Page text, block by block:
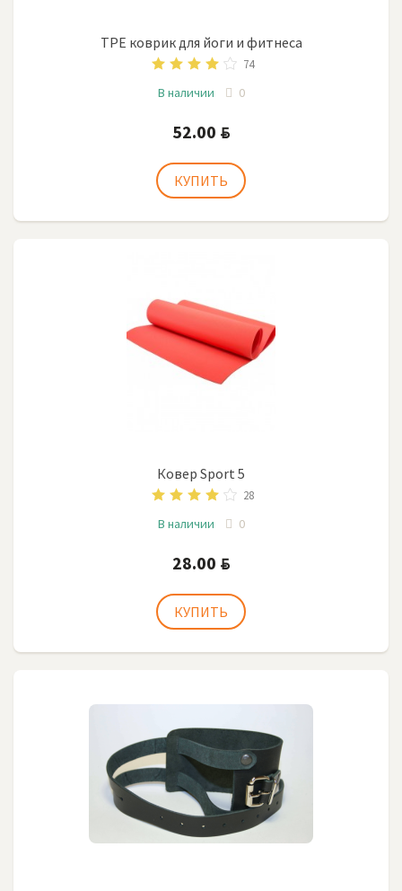
TPE коврик для йоги и фитнеса
74
В наличии 0
52.00 BYN
Ковер Sport 5
28
В наличии 0
28.00 BYN